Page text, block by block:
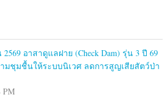
อาสาดูแลฝาย (Check Dam) รุ่น 3 ปี 69
ชุมชื้นให้ระบบนิเวศ ลดการสูญเสียสัตว์ป่า
PM